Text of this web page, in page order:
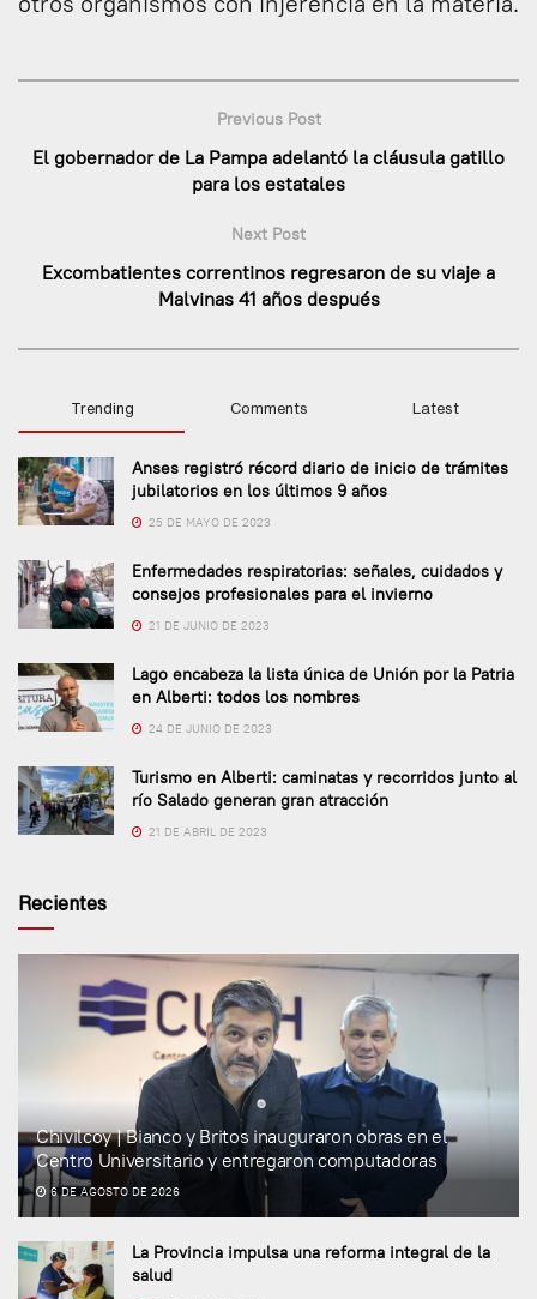
Previous Post
El gobernador de La Pampa adelantó la cláusula gatillo
para los estatales
Next Post
Excombatientes correntinos regresaron de su viaje a
Malvinas 41 años después
Trending Comments Latest
Anses registró récord diario de inicio de trámites
jubilatorios en los últimos 9 años
25 DE MAYO DE 2023
Enfermedades respiratorias: señales, cuidados y
consejos profesionales para el invierno
21 DE JUNIO DE 2023
Lago encabeza la lista única de Unión por la Patria
en Alberti: todos los nombres
24 DE JUNIO DE 2023
Turismo en Alberti: caminatas y recorridos junto al
río Salado generan gran atracción
21 DE ABRIL DE 2023
Recientes
Chivilcoy | Bianco y Britos inauguraron obras en el
Centro Universitario y entregaron computadoras
6 DE AGOSTO DE 2026
La Provincia impulsa una reforma integral de la
salud